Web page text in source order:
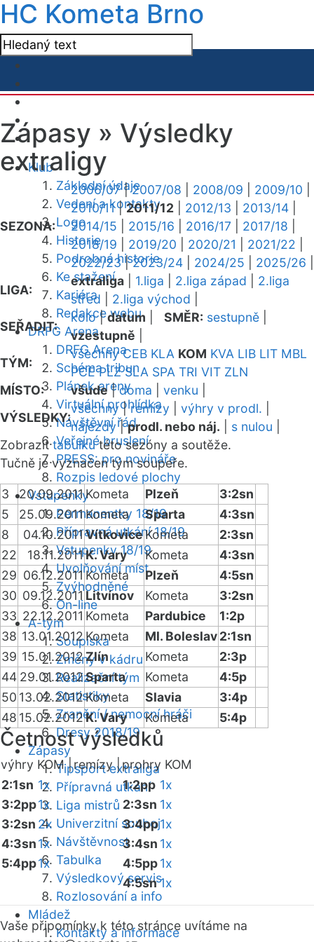
HC Kometa Brno
Klub
Základní údaje
Vedení a kontakty
Logo
Historie
Podrobná historie
Ke stažení
Kariéra
Redakce webu
DRFG Arena
DRFG Arena
Schéma tribun
Plánek areny
Virtuální prohlídka
Návštěvní řád
Veřejné bruslení
PRESS: pro novináře
Rozpis ledové plochy
Vstupenky
Permanentky 18/19
Přípravná utkání 18/19
Vstupenky 18/19
Uvolňování míst
Zvýhodněné
On-line
A-tým
Soupiska
Změny v kádru
Realizační tým
Statistiky
Zranění / nemocní hráči
Dresy 2018/19
Zápasy
Tipsport extraliga
Přípravná utkání
Liga mistrů
Univerzitní souboj
Návštěvnost
Tabulka
Výsledkový servis
Rozlosování a info
Mládež
Kontakty a informace
Zápasy » Výsledky
extraligy
SEZONA:
2006/07|2007/08 2008/09 2009/10
2010/11|2011/12 2012/13 2013/14
2014/15
2015/16 2016/17 2017/18
2018/19
2019/20 2020/21 2021/22
2022/23|2023/24 2024/25 2025/26
LIGA:
extraliga 1.liga 2.liga západ
2.liga
střed
2.liga východ
SEŘADIT:
kolo|datum SMĚR: sestupně
vzestupně
TÝM:
všechny CEB KLA KOM KVA LIB LIT MBL
PCE PLZ SLA SPA TRI VIT ZLN
MÍSTO:
všude|doma venku
VÝSLEDKY:
všechny|remízy výhry v prodl.
nájezdy|prodl. nebo náj. s nulou
Zobrazittabulkutéto sezóny a soutěže.
Tučně je vyznačen tým soupeře.
3 20.09.2011Kometa Plzeň
3:2sn
5
25.09.2011Kometa Sparta
4:3sn
8
04.10.2011VítkoviceKometa
2:3sn
22
18.11.2011K. Vary Kometa
4:3sn
29 06.12.2011 Kometa Plzeň
4:5sn
30 09.12.2011Litvínov Kometa
3:2sn
33 22.12.2011 Kometa Pardubice
1:2p
38 13.01.2012Kometa Ml. Boleslav2:1sn
39 15.01.2012Zlín Kometa
2:3p
44 29.01.2012Sparta Kometa
4:5p
50 13.02.2012Kometa Slavia
3:4p
48 15.02.2012K. Vary Kometa 5:4p
Četnost výsledků
výhry KOM |remízy |prohry KOM
2:1sn 1x
3:2pp1x
3:2sn 2x
4:3sn1x
5:4pp1x
1:2pp 1x
2:3sn 1x
3:4pp1x
3:4sn 1x
4:5pp1x
4:5sn1x
Vaše připomínky k této stránce uvítáme na